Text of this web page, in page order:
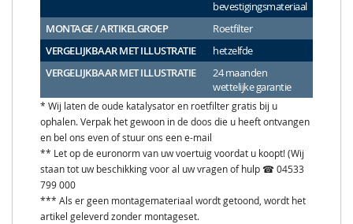
bevestigingsmateriaal
MONTAGE / ARTIKELGROEP
Roetfilter
VERGELIJKBAAR MET ILLUSTRATIE
hetzelfde
VERGELIJKBAAR MET ILLUSTRATIE
24 maanden
wettelijke garantie
* Wij laten de oude katalysator en roetfilter gratis bij u
ophalen. Verpak het gewoon in de doos die u heeft ontvangen
en bel ons even of stuur ons een e-mail
** Let op de euronorm van uw voertuig voordat u koopt! (Wij
staan tot uw beschikking voor al uw vragen of hulp ☎ 04533
799 000
*** Als er geen montagemateriaal wordt getoond, wordt het
artikel geleverd zonder montageset.